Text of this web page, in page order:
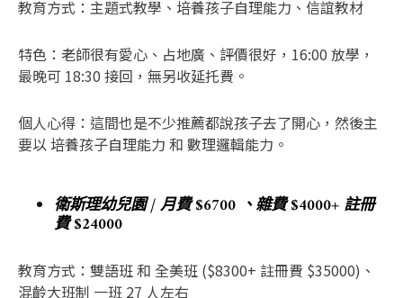
教育方式：主題式教學、培養孩子自理能力、信誼教材
特色：老師很有愛心、占地廣、評價很好，16:00 放學，
最晚可 18:30 接回，無另收延托費。
個人心得：這間也是不少推薦都說孩子去了開心，然後主
要以 培養孩子自理能力 和 數理邏輯能力。
衛斯理幼兒園 / 月費 $6700 、雜費 $4000+ 註冊
費 $24000
教育方式：雙語班 和 全美班 ($8300+ 註冊費 $35000)、
混齡大班制 一班 27 人左右